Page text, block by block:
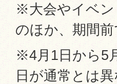
※大会やイベン
のほか、期間
※4月1日から5
日が通常とは